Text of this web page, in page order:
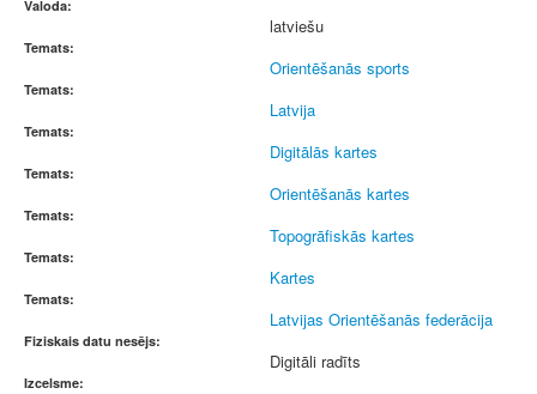
Valoda:
latviešu
Temats:
Orientēšanās sports
Temats:
Latvija
Temats:
Digitālās kartes
Temats:
Orientēšanās kartes
Temats:
Topogrāfiskās kartes
Temats:
Kartes
Temats:
Latvijas Orientēšanās federācija
Fiziskais datu nesējs:
Digitāli radīts
Izcelsme: